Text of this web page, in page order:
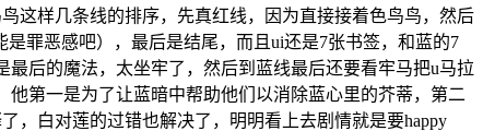
这样几条线的排序，先真红线，因为直接接着色鸟鸟，然后
罪恶感吧），最后是结尾，而且ui还是7张书签，和蓝的7
后的魔法，太坐牢了，然后到蓝线最后还要看牢马把u马拉
第一是为了让蓝暗中帮助他们以消除蓝心里的芥蒂，第二
，白对莲的过错也解决了，明明看上去剧情就是要happy